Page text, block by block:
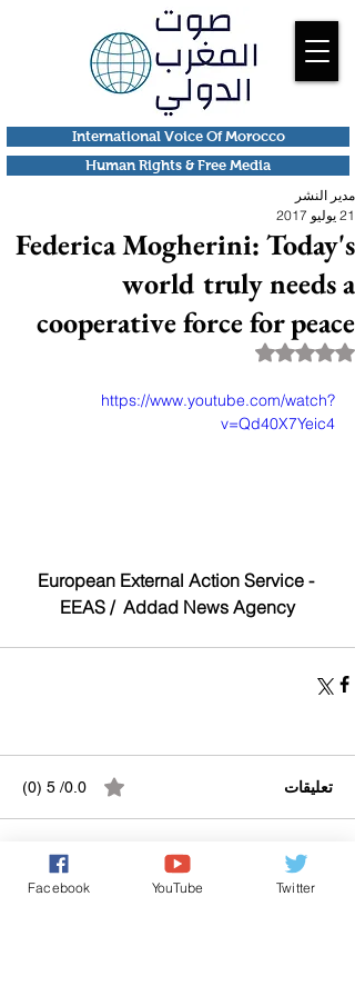
Human Rights & Free Media
International Voice Of Morocco
Federica Mogherini: Today's
world truly needs a
cooperative force for peace
مدير النشر
21 يوليو 2017
تم التقييم بـ ليس رقمًا من أصل 5 نجوم.
https://www.youtube.com/watch?
v=Qd40X7Yeic4
European External Action Service -
EEAS /  Addad News Agency
تعليقات 0.0/ 5 (0)
التعليق والتقييم...
Facebook YouTube Twitter